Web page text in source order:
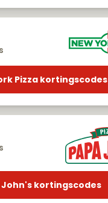
Pizza kortingscodes
John's kortingscodes